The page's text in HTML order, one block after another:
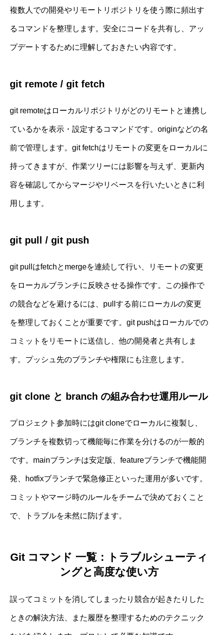
複数人での開発やリモートリポジトリを使う際に頻出す
るコマンドを整理します。安全にコードを共有し、アッ
プデートするために理解しておきたい内容です。
git remote / git fetch
git remoteはローカルリポジトリがどのリモートと連携し
ているかを表示・設定するコマンドです。originなどの名
前で管理します。git fetchはリモートの変更をローカルに
持ってきますが、作業ツリーには影響を与えず、更新内
容を確認してからマージやリベースを行いたいときに利
用します。
git pull / git push
git pullはfetchとmergeを連続して行い、リモートの変更
をローカルブランチに反映させる操作です。この操作で
の競合などを避けるには、pullする前にローカルの変更
を整理しておくことが重要です。git pushはローカルでの
コミットをリモートに送信し、他の開発者と共有しま
す。プッシュ先のブランチや権限にも注意します。
git clone と branch の組み合わせ運用ルール
プロジェクト参加時にはgit cloneでローカルに複製し、
ブランチを複数切って機能毎に作業を分けるのが一般的
です。mainブランチは安定版、featureブランチで機能開
発、hotfixブランチで緊急修正といった運用が多いです。
コミットやマージ時のルールをチームで決めておくこと
で、トラブルを未然に防げます。
Git コマンド 一覧：トラブルシューティ
ングと高度な使い方
誤ってコミットを消してしまったり競合が起きたりした
ときの解決方法、また履歴を整理するためのテクニック